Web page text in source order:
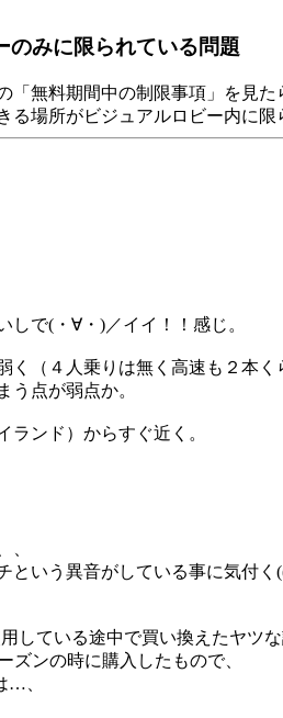
のみに限られている問題
無料期間中の制限事項」を見た
る場所がビジュアルロビー内
しで(・∀・)／イイ！！感じ。
（４人乗りは無く高速も２本く
う点が弱点か。
ランド）からすぐ近く。
、
いう異音がしている事に気付く
している途中で買い換えたヤツな
ズンの時に購入したもので、
…、